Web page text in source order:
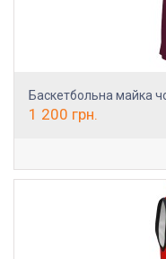
Баскетбольна майка
1 200 грн.